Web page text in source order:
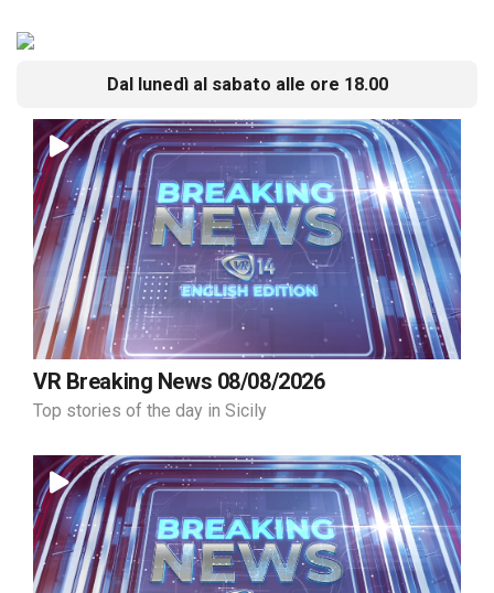
Dal lunedì al sabato alle ore 18.00
VR Breaking News 08/08/2026
Top stories of the day in Sicily